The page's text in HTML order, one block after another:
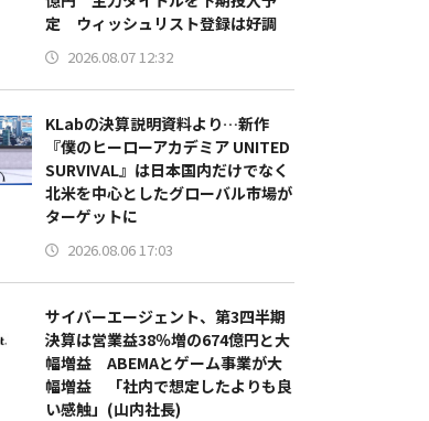
定 ウィッシュリスト登録は好調
2026.08.07 12:32
KLabの決算説明資料より…新作
『僕のヒーローアカデミア UNITED
SURVIVAL』は日本国内だけでなく
北米を中心としたグローバル市場が
ターゲットに
2026.08.06 17:03
サイバーエージェント、第3四半期
決算は営業益38％増の674億円と大
幅増益 ABEMAとゲーム事業が大
幅増益 「社内で想定したよりも良
い感触」(山内社長)